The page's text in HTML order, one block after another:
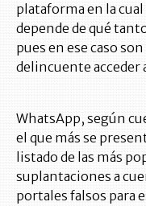
plataforma en la
depende de qué
pues en ese caso
delincuente acceder
WhatsApp, según
el que más se
listado de las más
suplantaciones a
portales falsos para